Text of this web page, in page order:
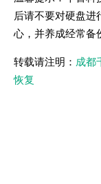
后请不要对硬盘进
心，并养成经常备
转载请注明： 成都
恢复